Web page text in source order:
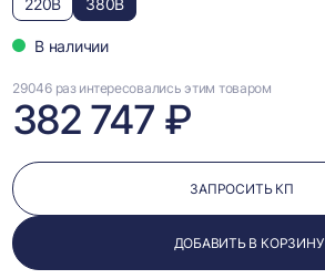
220В 380В
В наличии
29046 раз интересовались этим товаром
382 747 ₽
ЗАПРОСИТЬ КП
ДОБАВИТЬ В КОРЗИНУ